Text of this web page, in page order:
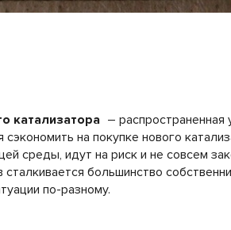
катализатора – распространенная
на покупке нового
среды, идут на риск и не совсем
большинство
по-разному.